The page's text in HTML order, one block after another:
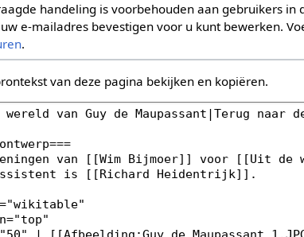
handeling is voorbehouden aan gebruikers in
e-mailadres bevestigen voor u kunt bewerken.
.
van deze pagina bekijken en kopiëren.